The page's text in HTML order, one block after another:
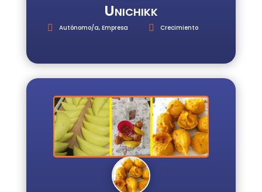
Unichikk
Autónomo/a, Empresa Crecimiento